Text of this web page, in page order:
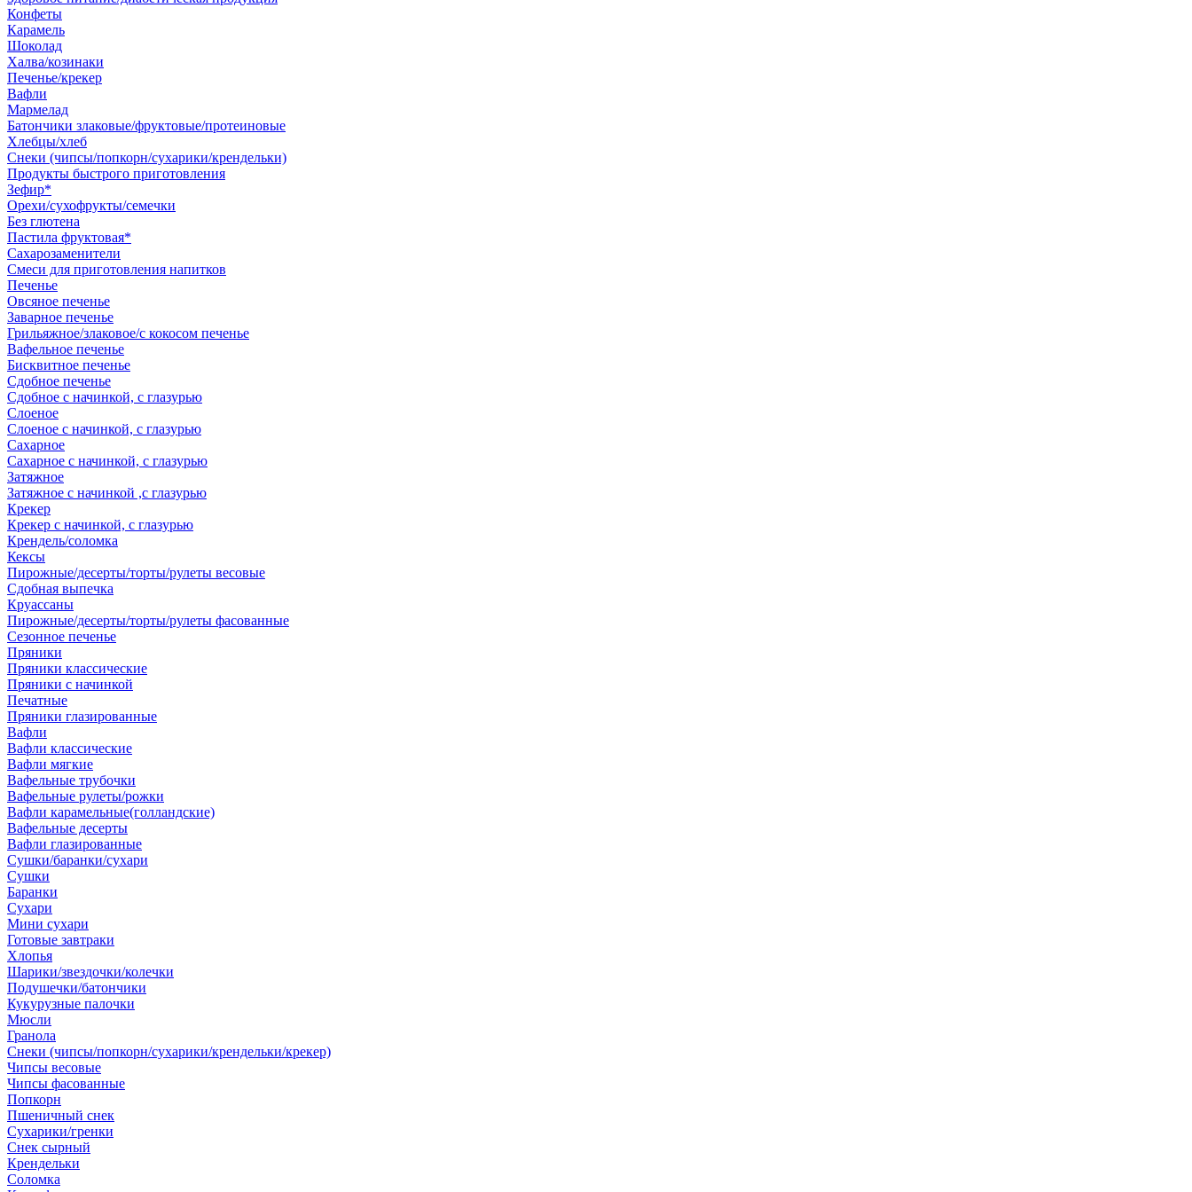
Конфеты
Карамель
Шоколад
Халва/козинаки
Печенье/крекер
Вафли
Мармелад
Батончики злаковые/фруктовые/протеиновые
Хлебцы/хлеб
Снеки (чипсы/попкорн/сухарики/крендельки)
Продукты быстрого приготовления
Зефир*
Орехи/сухофрукты/семечки
Без глютена
Пастила фруктовая*
Сахарозаменители
Смеси для приготовления напитков
Печенье
Овсяное печенье
Заварное печенье
Грильяжное/злаковое/с кокосом печенье
Вафельное печенье
Бисквитное печенье
Сдобное печенье
Сдобное с начинкой, с глазурью
Слоеное
Слоеное с начинкой, с глазурью
Сахарное
Сахарное с начинкой, с глазурью
Затяжное
Затяжное с начинкой ,с глазурью
Крекер
Крекер с начинкой, с глазурью
Крендель/соломка
Кексы
Пирожные/десерты/торты/рулеты весовые
Сдобная выпечка
Круассаны
Пирожные/десерты/торты/рулеты фасованные
Сезонное печенье
Пряники
Пряники классические
Пряники с начинкой
Печатные
Пряники глазированные
Вафли
Вафли классические
Вафли мягкие
Вафельные трубочки
Вафельные рулеты/рожки
Вафли карамельные(голландские)
Вафельные десерты
Вафли глазированные
Сушки/баранки/сухари
Сушки
Баранки
Сухари
Мини сухари
Готовые завтраки
Хлопья
Шарики/звездочки/колечки
Подушечки/батончики
Кукурузные палочки
Мюсли
Гранола
Снеки (чипсы/попкорн/сухарики/крендельки/крекер)
Чипсы весовые
Чипсы фасованные
Попкорн
Пшеничный снек
Сухарики/гренки
Снек сырный
Крендельки
Соломка